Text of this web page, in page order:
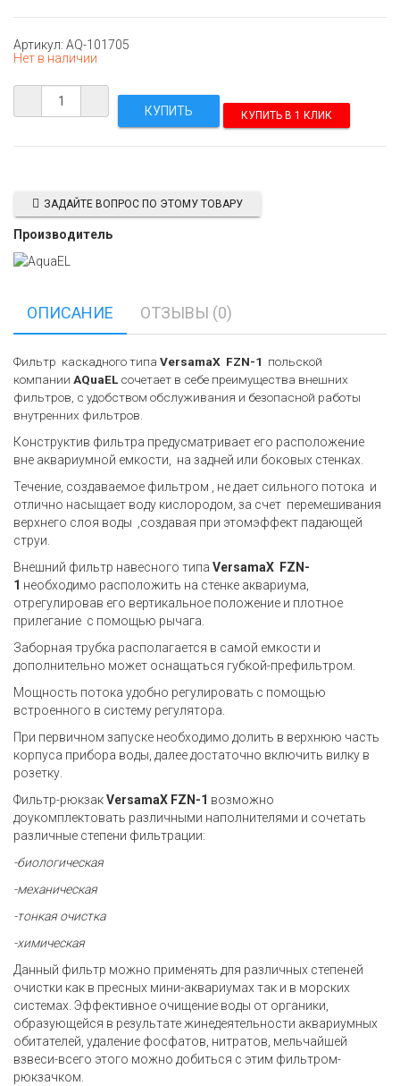
Артикул: AQ-101705
Нет в наличии
КУПИТЬ В 1 КЛИК
ЗАДАЙТЕ ВОПРОС ПО ЭТОМУ ТОВАРУ
Производитель
ОПИСАНИЕ ОТЗЫВЫ (0)
Фильтр каскадного типа VersamaX FZN-1 польской
компании AQuaEL сочетает в себе преимущества внешних
фильтров, с удобством обслуживания и безопасной работы
внутренних фильтров.
Конструктив фильтра предусматривает его расположение
вне аквариумной емкости, на задней или боковых стенках.
Течение, создаваемое фильтром , не дает сильного потока и
отлично насыщает воду кислородом, за счет перемешивания
верхнего слоя воды ,создавая при этомэффект падающей
струи.
Внешний фильтр навесного типа VersamaX FZN-
1 необходимо расположить на стенке аквариума,
отрегулировав его вертикальное положение и плотное
прилегание с помощью рычага.
Заборная трубка располагается в самой емкости и
дополнительно может оснащаться губкой-префильтром.
Мощность потока удобно регулировать с помощью
встроенного в систему регулятора.
При первичном запуске необходимо долить в верхнюю часть
корпуса прибора воды, далее достаточно включить вилку в
розетку.
Фильтр-рюкзакVersamaX FZN-1 возможно
доукомплектовать различными наполнителями и сочетать
различные степени фильтрации:
-биологическая
-механическая
-тонкая очистка
-химическая
Данный фильтр можно применять для различных степеней
очистки как в пресных мини-аквариумах так и в морских
системах. Эффективное очищение воды от органики,
образующейся в результате жинедеятельности аквариумных
обитателей, удаление фосфатов, нитратов, мельчайшей
взвеси-всего этого можно добиться с этим фильтром-
рюкзачком.